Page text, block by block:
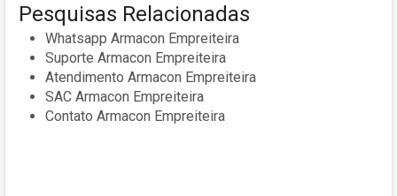
Pesquisas Relacionadas
Whatsapp Armacon Empreiteira
Suporte Armacon Empreiteira
Atendimento Armacon Empreiteira
SAC Armacon Empreiteira
Contato Armacon Empreiteira